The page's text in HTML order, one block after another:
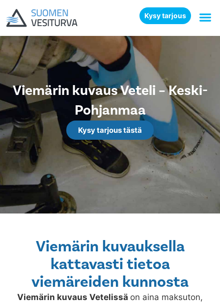
Kysy tarjous
Viemärin kuvaus Veteli – Keski-
Pohjanmaa
Kysy tarjous tästä
Viemärin kuvauksella
kattavasti tietoa
viemäreiden kunnosta
Viemärin kuvaus Vetelissä on aina maksuton,